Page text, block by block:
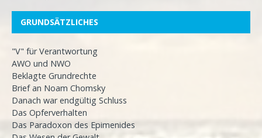
GRUNDSÄTZLICHES
"V" für Verantwortung
AWO und NWO
Beklagte Grundrechte
Brief an Noam Chomsky
Danach war endgültig Schluss
Das Opferverhalten
Das Paradoxon des Epimenides